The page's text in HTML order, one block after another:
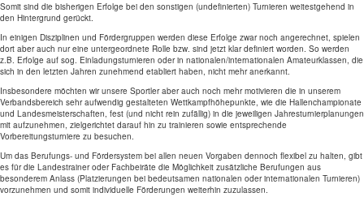
Somit sind die bisherigen Erfolge bei den sonstigen (undefinierten) Turnieren weitestgehend in
den Hintergrund gerückt.
In einigen Disziplinen und Fördergruppen werden diese Erfolge zwar noch angerechnet, spielen
dort aber auch nur eine untergeordnete Rolle bzw. sind jetzt klar definiert worden. So werden
z.B. Erfolge auf sog. Einladungsturnieren oder in nationalen/internationalen Amateurklassen, die
sich in den letzten Jahren zunehmend etabliert haben, nicht mehr anerkannt.
Insbesondere möchten wir unsere Sportler aber auch noch mehr motivieren die in unserem
Verbandsbereich sehr aufwendig gestalteten Wettkampfhöhepunkte, wie die Hallenchampionate
und Landesmeisterschaften, fest (und nicht rein zufällig) in die jeweiligen Jahresturnierplanungen
mit aufzunehmen, zielgerichtet darauf hin zu trainieren sowie entsprechende
Vorbereitungsturniere zu besuchen.
Um das Berufungs- und Fördersystem bei allen neuen Vorgaben dennoch flexibel zu halten, gibt
es für die Landestrainer oder Fachbeiräte die Möglichkeit zusätzliche Berufungen aus
besonderem Anlass (Platzierungen bei bedeutsamen nationalen oder internationalen Turnieren)
vorzunehmen und somit individuelle Förderungen weiterhin zuzulassen.